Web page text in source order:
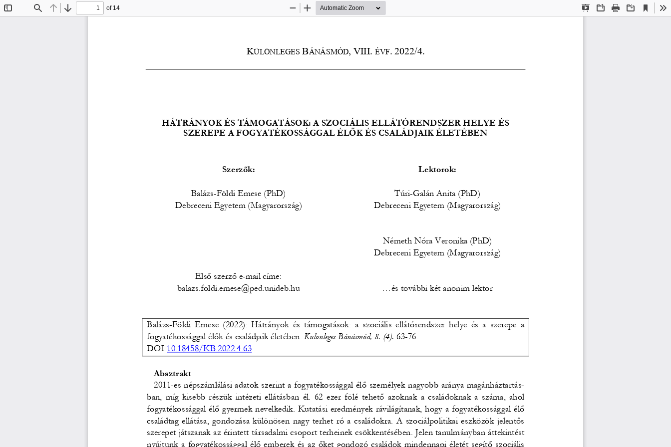
Find Previous
Next
of 14
Presentation
OpenPrint Download
Current
View
Zoom
Zoom
KÜLÖNLEGES BÁNÁSMÓD VIII. ÉVF. 2022/4.
HÁTRÁNYOK ÉS TÁMOGATÁSOK: A SZOCIÁLIS ELLÁTÓRENDSZER HELYE ÉS
SZEREPE A FOGYATÉKOSSÁGGAL ÉLŐK ÉS CSALÁDJAIK ÉLETÉBEN
Szerzők:
Balázs-Földi Emese (PhD)
Debreceni Egyetem (Magyarország)
Első szerző e-mail címe:
balazs.foldi.emese@ped.unideb.hu
Lektorok:
Túri-Galán Anita (PhD)
Debreceni Egyetem (Magyarország)
Németh Nóra Veronika (PhD)
Debreceni Egyetem (Magyarország)
...és további két anonim lektor
Balázs-Földi Emese (2022): Hátrányok és támogatások: a szociális ellátórendszer helye és a szerepe a
fogyatékossággal élők és családjaik életében. Különleges Bánásmód, 8. (4). 63-76.
DOI 10.18458/KB.2022.4.63
   Absztrakt
   2011-es népszámlálási adatok szerint a fogyatékossággal élő személyek nagyobb aránya magánháztartás-
ban, míg kisebb részük intézeti ellátásban él. 62 ezer fölé tehető azoknak a családoknak a száma, ahol
fogyatékossággal élő gyermek nevelkedik. Kutatási eredmények rávilágítanak, hogy a fogyatékossággal élő
családtag ellátása, gondozása különösen nagy terhet ró a családokra. A szociálpolitikai eszközök jelentős
szerepet játszanak az érintett társadalmi csoport terheinek csökkentésében. Jelen tanulmányban áttekintést
nyújtunk a fogyatékossággal élő emberek és az őket gondozó családok mindennapi életét segítő szociális